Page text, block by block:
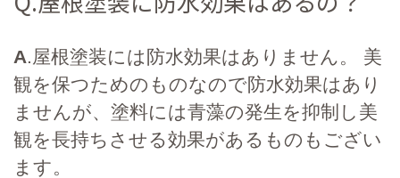
A.屋根塗装には防水効果はありません。 美
観を保つためのものなので防水効果はあり
ませんが、塗料には青藻の発生を抑制し美
観を長持ちさせる効果があるものもござい
ます。